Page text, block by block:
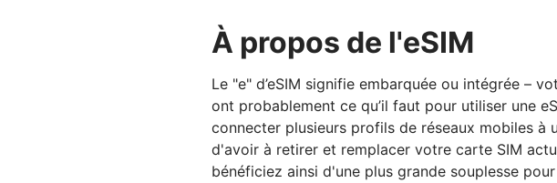
À propos de l'eSIM
Le "e" d’eSIM signifie embarquée ou intégrée –
ont probablement ce qu’il faut pour utiliser une
connecter plusieurs profils de réseaux mobiles à
d'avoir à retirer et remplacer votre carte SIM
bénéficiez ainsi d'une plus grande souplesse